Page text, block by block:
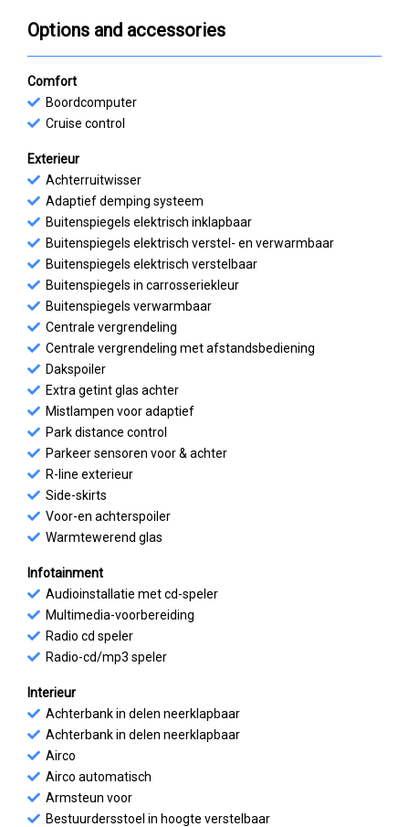
Options and accessories
Comfort
Boordcomputer
Cruise control
Exterieur
Achterruitwisser
Adaptief demping systeem
Buitenspiegels elektrisch inklapbaar
Buitenspiegels elektrisch verstel- en verwarmbaar
Buitenspiegels elektrisch verstelbaar
Buitenspiegels in carrosseriekleur
Buitenspiegels verwarmbaar
Centrale vergrendeling
Centrale vergrendeling met afstandsbediening
Dakspoiler
Extra getint glas achter
Mistlampen voor adaptief
Park distance control
Parkeer sensoren voor & achter
R-line exterieur
Side-skirts
Voor-en achterspoiler
Warmtewerend glas
Infotainment
Audioinstallatie met cd-speler
Multimedia-voorbereiding
Radio cd speler
Radio-cd/mp3 speler
Interieur
Achterbank in delen neerklapbaar
Achterbank in delen neerklapbaar
Airco
Airco automatisch
Armsteun voor
Bestuurdersstoel in hoogte verstelbaar